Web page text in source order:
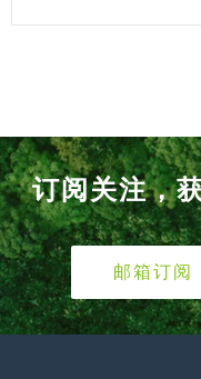
订阅关注，
邮箱订阅